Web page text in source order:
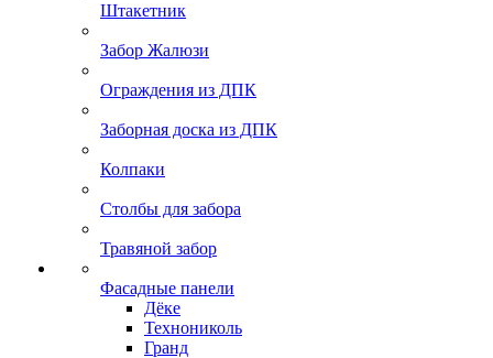
Штакетник
Забор Жалюзи
Ограждения из ДПК
Заборная доска из ДПК
Колпаки
Столбы для забора
Травяной забор
Фасадные панели
Дёке
Технониколь
Гранд